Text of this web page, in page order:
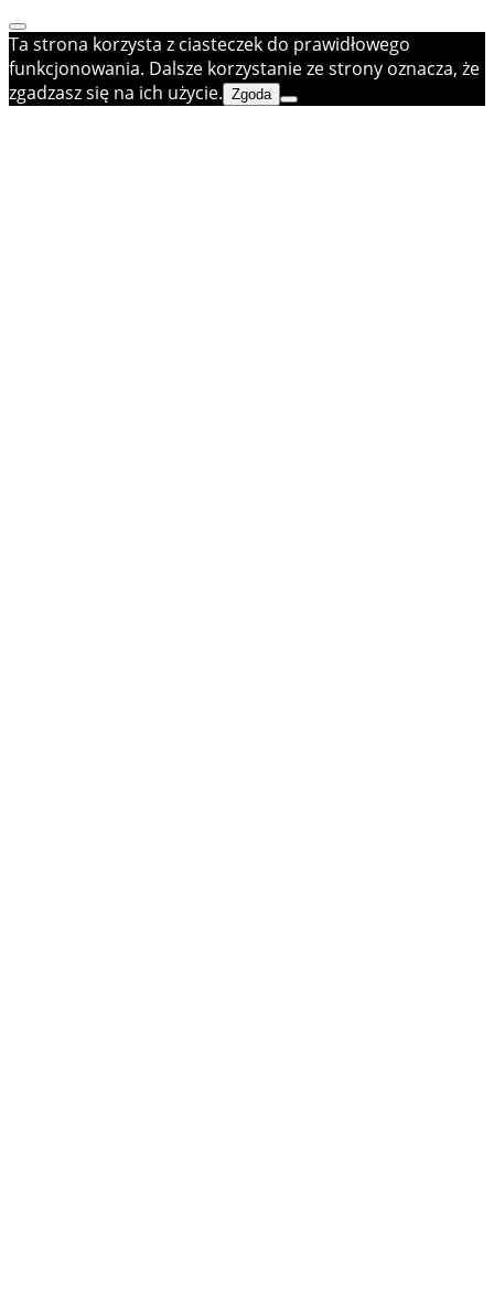
Ta strona korzysta z ciasteczek do prawidłowego
funkcjonowania. Dalsze korzystanie ze strony oznacza, że
zgadzasz się na ich użycie. Zgoda